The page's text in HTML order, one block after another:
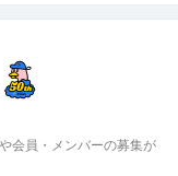
会員・メンバーの募集が